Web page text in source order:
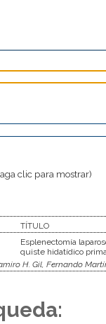
clic para mostrar)
TÍTULO
Esplenectomía
quiste hidatídico
H. Gil, Fernando